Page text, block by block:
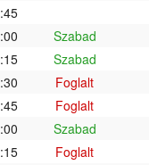
Szabad
Szabad
Foglalt
Foglalt
Szabad
Foglalt